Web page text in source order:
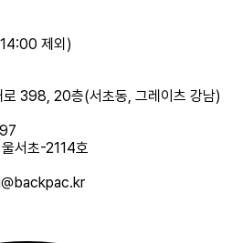
제외)
로 398, 20층(서초동, 그레이츠 강남)
서초-2114호